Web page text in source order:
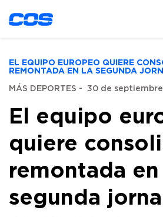
EL EQUIPO EUROPEO QUIERE
REMONTADA EN LA SEGUNDA
MÁS DEPORTES - 30 de septiembre
El equipo
quiere
remontada en
segunda